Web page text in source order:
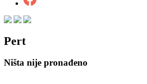
Pert
Ništa nije pronađeno